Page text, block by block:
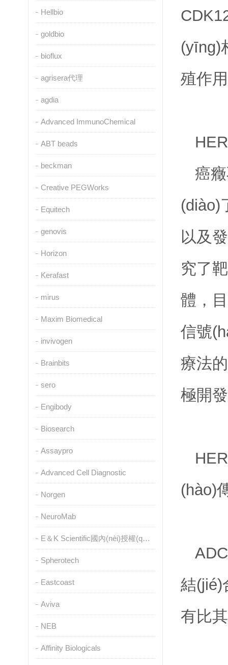
Hellbio
goldbio
bioflux
agrisera代理
agdia
Advanced ImmunoChemical
ABT beads
beckman
Creative PEGWorks
Equitech
genovis
Horizon
Kerafast
mirus
Maxim Biomedical
invivogen
Brainbits
sero
Engibody
Biosearch
Assaypro
Advanced Cell Diagnostic
Norgen
NeuroMab
E＆K Scientific國內(nèi)授權(quán)代理
Spherotech
Eastcoast
Aviva
NEB
Affinity Biologicals
(yīng)
殖作
癌
(diào)
以及
究了
體
信號
療法
極開發
(hào)
結(jié)
有比